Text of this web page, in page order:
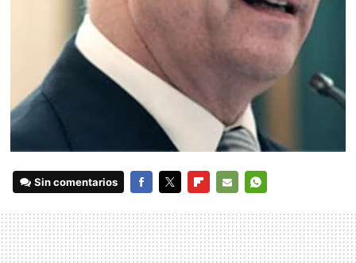
Sin comentarios
MAIL